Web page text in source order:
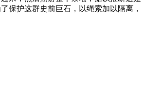
保护这群史前巨石，以绳索加以隔离，